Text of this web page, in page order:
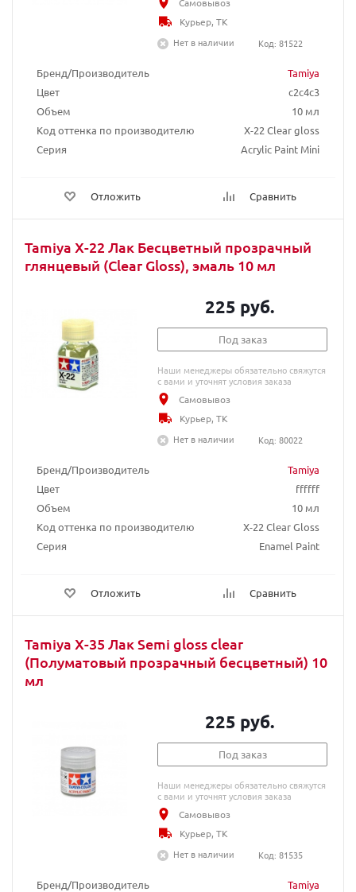
Бренд/Производитель
Tamiya
Цвет
c2c4c3
Объем
10 мл
Код оттенка по производителю
X-22 Clear gloss
Серия
Acrylic Paint Mini
Отложить Сравнить
Курьер, ТК
Нет в наличии
Код: 81522
Tamiya X-22 Лак Бесцветный прозрачный
глянцевый (Clear Gloss), эмаль 10 мл
Бренд/Производитель
Tamiya
Цвет
ffffff
Объем
10 мл
Код оттенка по производителю
X-22 Clear Gloss
Серия
Enamel Paint
Отложить Сравнить
225 руб.
Под заказ
Наши менеджеры обязательно свяжутся
с вами и уточнят условия заказа
Самовывоз
Курьер, ТК
Нет в наличии
Код: 80022
Tamiya X-35 Лак Semi gloss clear
(Полуматовый прозрачный бесцветный) 10
мл
Бренд/Производитель
Tamiya
225 руб.
Под заказ
Наши менеджеры обязательно свяжутся
с вами и уточнят условия заказа
Самовывоз
Курьер, ТК
Нет в наличии
Код: 81535